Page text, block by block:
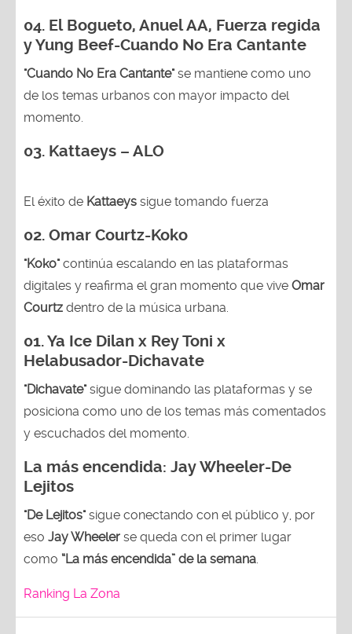
04. El Bogueto, Anuel AA, Fuerza regida
y Yung Beef-Cuando No Era Cantante
"Cuando No Era Cantante"se mantiene como uno
de los temas urbanos con mayor impacto del
momento.
03. Kattaeys – ALO
El éxito de Kattaeys sigue tomando fuerza
02. Omar Courtz-Koko
"Koko"continúa escalando en las plataformas
digitales y reafirma el gran momento que vive Omar
Courtz dentro de la música urbana.
01.Ya Ice Dilan x Rey Toni x
Helabusador-Dichavate
"Dichavate"sigue dominando las plataformas y se
posiciona como uno de los temas más comentados
y escuchados del momento.
La más encendida: Jay Wheeler-De
Lejitos
"De Lejitos"sigue conectando con el público y, por
eso Jay Wheeler se queda con el primer lugar
como “La más encendida” de la semana.
Ranking La Zona